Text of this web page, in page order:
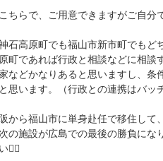
ちらで、ご用意できますがご自分
石高原町でも福山市新市町でもど
町であれば行政と相談などに相談
などかなりあると思いますし、条
思います。（行政との連携はバッ
から福山市に単身赴任で移住して
の施設が広島での最後の勝負にな
🙇‍♂️